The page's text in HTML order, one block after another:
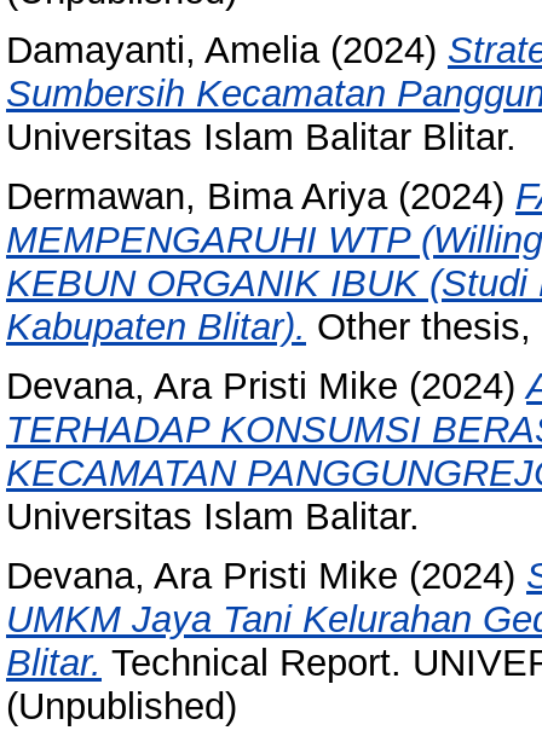
Damayanti, Amelia(2024)
Sumbersih Kecamatan
Universitas Islam Balitar Blitar.
Dermawan, Bima Ariya(2024)
MEMPENGARUHI WTP
KEBUN ORGANIK IBUK
Kabupaten Blitar). Other
Devana, Ara Pristi Mike (2024)
TERHADAP KONSUMSI
KECAMATAN
Universitas Islam Balitar.
Devana, Ara Pristi Mike (2024)
UMKM Jaya Tani Kelurahan
Blitar. Technical Report.
(Unpublished)